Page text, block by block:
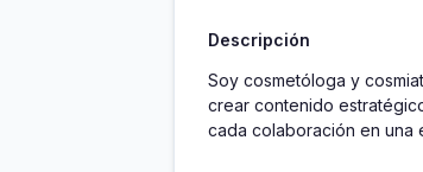
Descripción
Soy cosmetóloga y
crear contenido
cada colaboración en una